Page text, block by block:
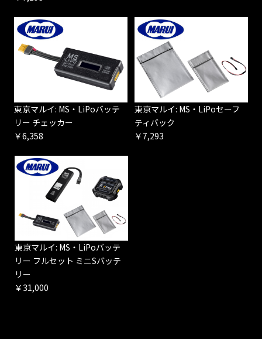
東京マルイ: MS・LiPoバッテ
リー チェッカー
￥6,358
東京マルイ: MS・LiPoセーフ
ティバック
￥7,293
東京マルイ: MS・LiPoバッテ
リー フルセット ミニSバッテ
リー
￥31,000